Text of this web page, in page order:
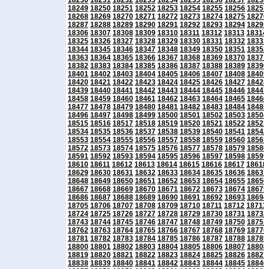
18249 18250 18251 18252 18253 18254 18255 18256
18268 18269 18270 18271 18272 18273 18274 18275
18287 18288 18289 18290 18291 18292 18293 18294
18306 18307 18308 18309 18310 18311 18312 18313
18325 18326 18327 18328 18329 18330 18331 18332
18344 18345 18346 18347 18348 18349 18350 18351
18363 18364 18365 18366 18367 18368 18369 18370
18382 18383 18384 18385 18386 18387 18388 18389
18401 18402 18403 18404 18405 18406 18407 18408
18420 18421 18422 18423 18424 18425 18426 18427
18439 18440 18441 18442 18443 18444 18445 18446
18458 18459 18460 18461 18462 18463 18464 18465
18477 18478 18479 18480 18481 18482 18483 18484
18496 18497 18498 18499 18500 18501 18502 18503
18515 18516 18517 18518 18519 18520 18521 18522
18534 18535 18536 18537 18538 18539 18540 18541
18553 18554 18555 18556 18557 18558 18559 18560
18572 18573 18574 18575 18576 18577 18578 18579
18591 18592 18593 18594 18595 18596 18597 18598
18610 18611 18612 18613 18614 18615 18616 18617
18629 18630 18631 18632 18633 18634 18635 18636
18648 18649 18650 18651 18652 18653 18654 18655
18667 18668 18669 18670 18671 18672 18673 18674
18686 18687 18688 18689 18690 18691 18692 18693
18705 18706 18707 18708 18709 18710 18711 18712
18724 18725 18726 18727 18728 18729 18730 18731
18743 18744 18745 18746 18747 18748 18749 18750
18762 18763 18764 18765 18766 18767 18768 18769
18781 18782 18783 18784 18785 18786 18787 18788
18800 18801 18802 18803 18804 18805 18806 18807
18819 18820 18821 18822 18823 18824 18825 18826
18838 18839 18840 18841 18842 18843 18844 18845